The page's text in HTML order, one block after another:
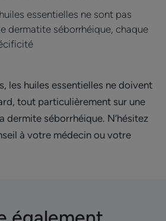
essentielles ne sont pas
dermatite séborrhéique, chaque
les huiles essentielles ne doivent
tout particulièrement sur une
dermite séborrhéique. N’hésitez
à votre médecin ou votre